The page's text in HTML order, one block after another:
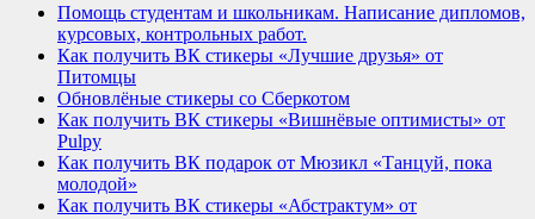
Помощь студентам и школьникам. Написание дипломов,
курсовых, контрольных работ.
Как получить ВК стикеры «Лучшие друзья» от
Питомцы
Обновлёные стикеры со Сберкотом
Как получить ВК стикеры «Вишнёвые оптимисты» от
Pulpy
Как получить ВК подарок от Мюзикл «Танцуй, пока
молодой»
Как получить ВК стикеры «Абстрактум» от